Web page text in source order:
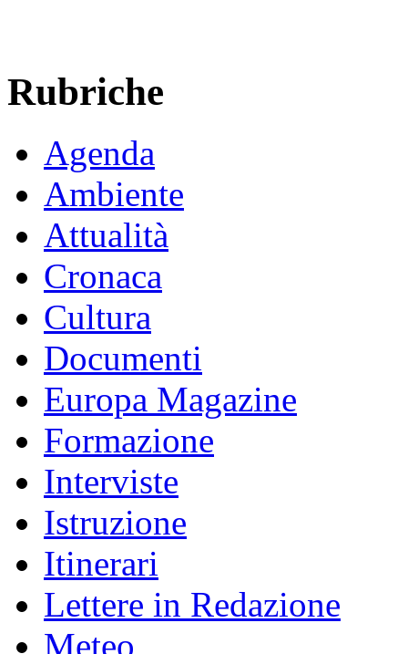
Rubriche
Agenda
Ambiente
Attualità
Cronaca
Cultura
Documenti
Europa Magazine
Formazione
Interviste
Istruzione
Itinerari
Lettere in Redazione
Meteo